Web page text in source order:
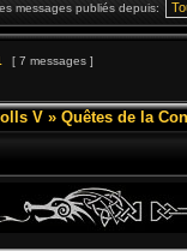
messages publiés depuis:
[ 7 messages ]
V » Quêtes de la